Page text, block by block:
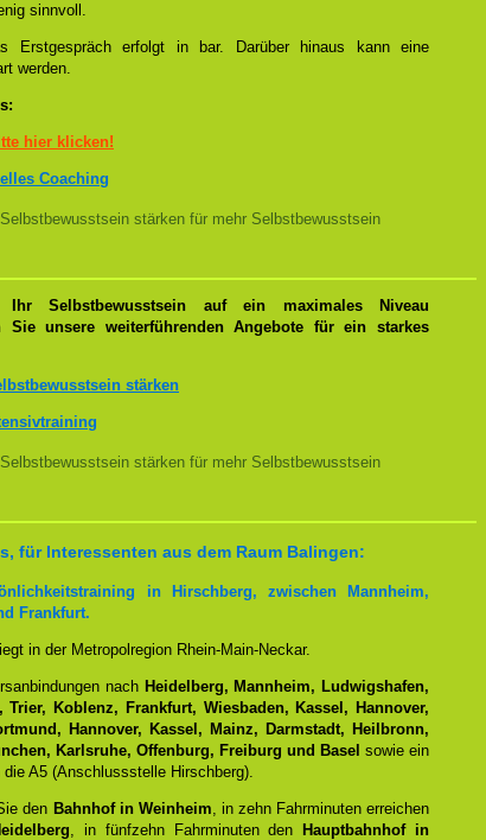
sinnvoll.
Erstgespräch erfolgt in bar. Darüber hinaus kann eine
werden.
hier klicken!
Coaching
stärken für mehr Selbstbewusstsein
Selbstbewusstsein auf ein maximales Niveau
Sie unsere weiterführenden Angebote für ein starkes
stärken
stärken für mehr Selbstbewusstsein
für Interessenten aus dem Raum Balingen:
in Hirschberg, zwischen Mannheim,
Frankfurt.
in der Metropolregion Rhein-Main-Neckar.
nach Heidelberg, Mannheim, Ludwigshafen,
Trier, Koblenz, Frankfurt, Wiesbaden, Kassel, Hannover,
Hannover, Kassel, Mainz, Darmstadt, Heilbronn,
Karlsruhe, Offenburg, Freiburg und Basel sowie ein
A5 (Anschlussstelle Hirschberg).
den Bahnhof in Weinheim, in zehn Fahrminuten erreichen
, in fünfzehn Fahrminuten den
Hauptbahnhof in